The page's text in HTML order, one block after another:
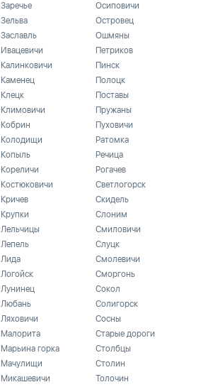
Заречье
Зельва
Заславль
Ивацевичи
Калинковичи
Каменец
Клецк
Климовичи
Кобрин
Колодищи
Копыль
Кореличи
Костюковичи
Кричев
Крупки
Лельчицы
Лепель
Лида
Логойск
Лунинец
Любань
Ляховичи
Малорита
Марьина горка
Мачулищи
Микашевичи
Осиповичи
Островец
Ошмяны
Петриков
Пинск
Полоцк
Поставы
Пружаны
Пуховичи
Ратомка
Речица
Рогачев
Светлогорск
Скидель
Слоним
Смиловичи
Слуцк
Смолевичи
Сморгонь
Сокол
Солигорск
Сосны
Старые дороги
Столбцы
Столин
Толочин